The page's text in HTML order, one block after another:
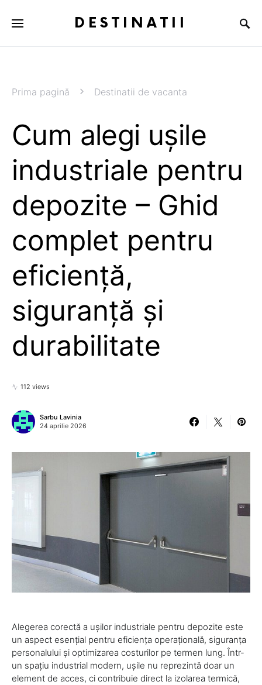
DESTINATII
Prima pagină Destinatii de vacanta
Cum alegi ușile
industriale pentru
depozite – Ghid
complet pentru
eficiență,
siguranță și
durabilitate
112 views
Sarbu Lavinia
24 aprilie 2026
Alegerea corectă a ușilor industriale pentru depozite este
un aspect esențial pentru eficiența operațională, siguranța
personalului și optimizarea costurilor pe termen lung. Într-
un spațiu industrial modern, ușile nu reprezintă doar un
element de acces, ci contribuie direct la izolarea termică,